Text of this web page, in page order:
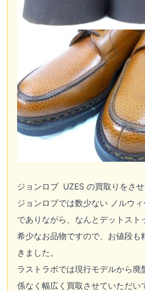
ジョンロブ UZES の買取りをさせ
ジョンロブでは数少ない ノルウ
でありながら、なんとデットスト
希少なお品物ですので、お値段も
きました。
ラストラボでは現行モデルから廃
係なく幅広く買取させていただい